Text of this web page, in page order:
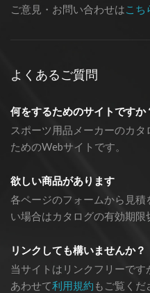
ご意見・お問い合わせはこち
よくあるご質問
何をするためのサイトですか
スポーツ用品メーカーのカ
ためのWebサイトです。
欲しい商品があります
各ページのフォームから見
い場合はカタログの有効期限
リンクしても構いませんか？
当サイトはリンクフリーです
あわせて利用規約 もご覧くだ